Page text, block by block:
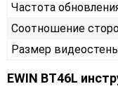
Частота
Соотношение
Размер
EWIN BT46L